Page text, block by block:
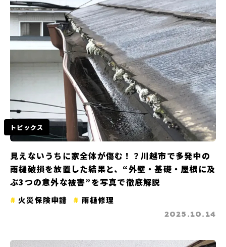
トピックス
見えないうちに家全体が傷む！？川越市で多発中の
雨樋破損を放置した結果と、“外壁・基礎・屋根に及
ぶ3つの意外な被害”を写真で徹底解説
火災保険申請 雨樋修理
2025.10.14